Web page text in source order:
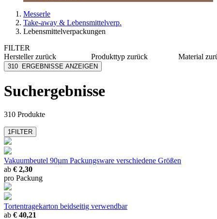
Messerle
Take-away & Lebensmittelverp.
Lebensmittelverpackungen
FILTER
Herstellerzurück
AsahiKASEI
Charpak Ltd
Comatec
mehr anzeigen
Produkttyp zurück
Deckel
Material
310 ERGEBNISSE ANZEIGEN
Suchergebnisse
310 Produkte
1FILTER
Vakuumbeutel 90µm Packungsware verschiedene Größen
ab € 2,30
pro Packung
Tortentragekarton beidseitig verwendbar
ab € 40,21